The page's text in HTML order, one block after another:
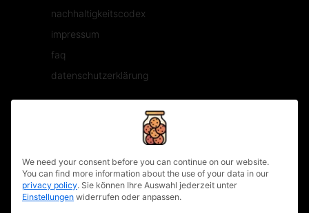
nachhaltigkeitscodex
impressum
faq
datenschutzerklärung
Theresienstraße 122A
80333 München
+49 (0) 89 215 29461
info@urbanuncut.de
privacy policy
We need your consent before you can continue on our website.
You can find more information about the use of your data in our
privacy policy. Sie können Ihre Auswahl jederzeit unter
Einstellungen widerrufen oder anpassen.